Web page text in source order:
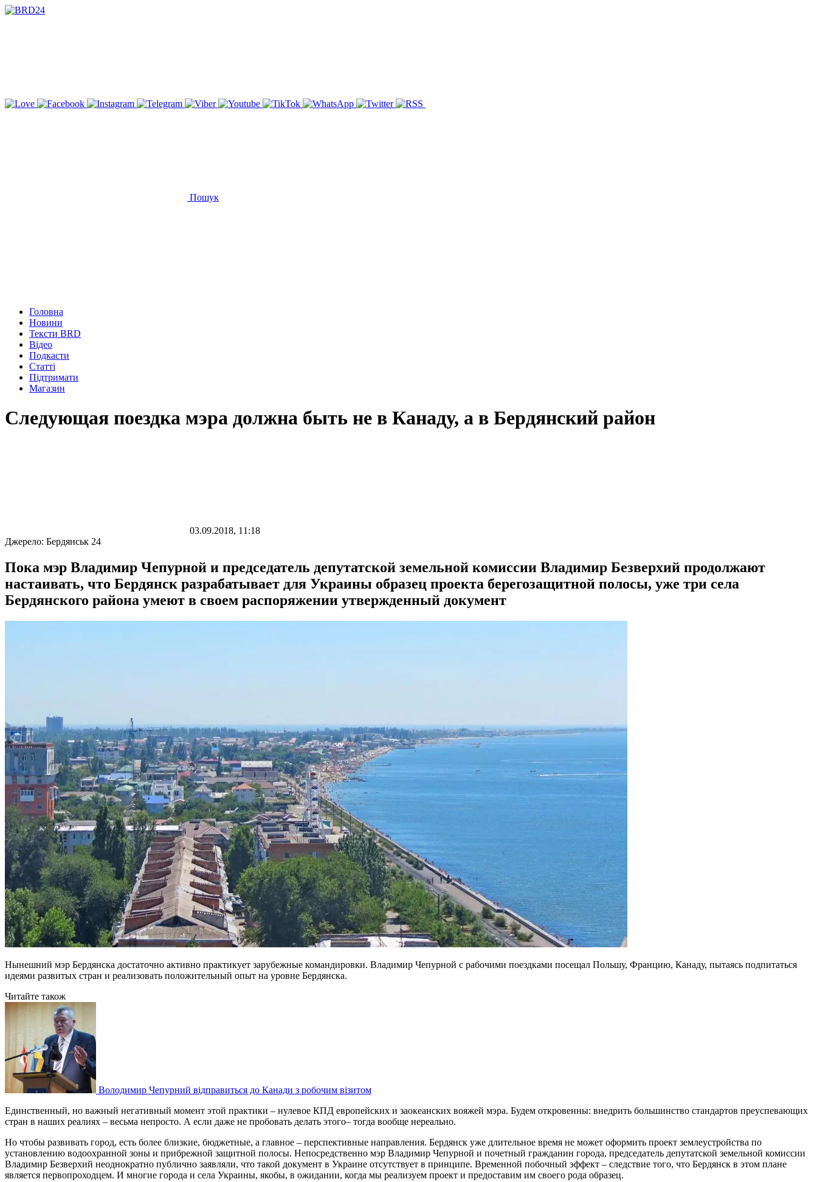
Пошук
Головна
Новини
Тексти BRD
Відео
Подкасти
Статті
Підтримати
Магазин
Следующая поездка мэра должна быть не в Канаду, а в Бердянский район
03.09.2018, 11:18
Джерело: Бердянськ 24
Пока мэр Владимир Чепурной и председатель депутатской земельной комиссии Владимир Безверхий продолжают
настаивать, что Бердянск разрабатывает для Украины образец проекта берегозащитной полосы, уже три села
Бердянского района умеют в своем распоряжении утвержденный документ
Нынешний мэр Бердянска достаточно активно практикует зарубежные командировки. Владимир Чепурной с рабочими поездками посещал Польшу, Францию, Канаду, пытаясь подпитаться
идеями развитых стран и реализовать положительный опыт на уровне Бердянска.
Читайте також
Володимир Чепурний відправиться до Канади з робочим візитом
Единственный, но важный негативный момент этой практики – нулевое КПД европейских и заокеанских вояжей мэра. Будем откровенны: внедрить большинство стандартов преуспевающих
стран в наших реалиях – весьма непросто. А если даже не пробовать делать этого– тогда вообще нереально.
Но чтобы развивать город, есть более близкие, бюджетные, а главное – перспективные направления. Бердянск уже длительное время не может оформить проект землеустройства по
установлению водоохранной зоны и прибрежной защитной полосы. Непосредственно мэр Владимир Чепурной и почетный гражданин города, председатель депутатской земельной комиссии
Владимир Безверхий неоднократно публично заявляли, что такой документ в Украине отсутствует в принципе. Временной побочный эффект – следствие того, что Бердянск в этом плане
является первопроходцем. И многие города и села Украины, якобы, в ожидании, когда мы реализуем проект и предоставим им своего рода образец.